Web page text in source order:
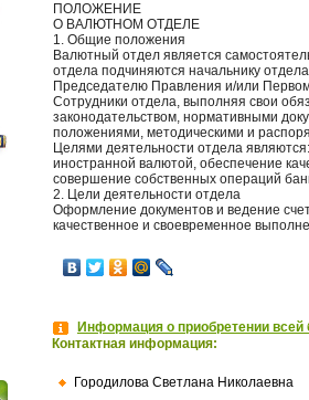
ПОЛОЖЕНИЕ
О ВАЛЮТНОМ ОТДЕЛЕ
1. Общие положения
Валютный отдел является
отдела подчиняются начальнику
Председателю Правления и/или
Сотрудники отдела, выполняя свои
законодательством, нормативными
положениями, методическими и
Целями деятельности отдела
иностранной валютой, обеспечение
совершение собственных операций
2. Цели деятельности отдела
Оформление документов и ведение
качественное и своевременное
Информация о приобретении всей
Контактная информация:
Городилова Светлана Николаевна